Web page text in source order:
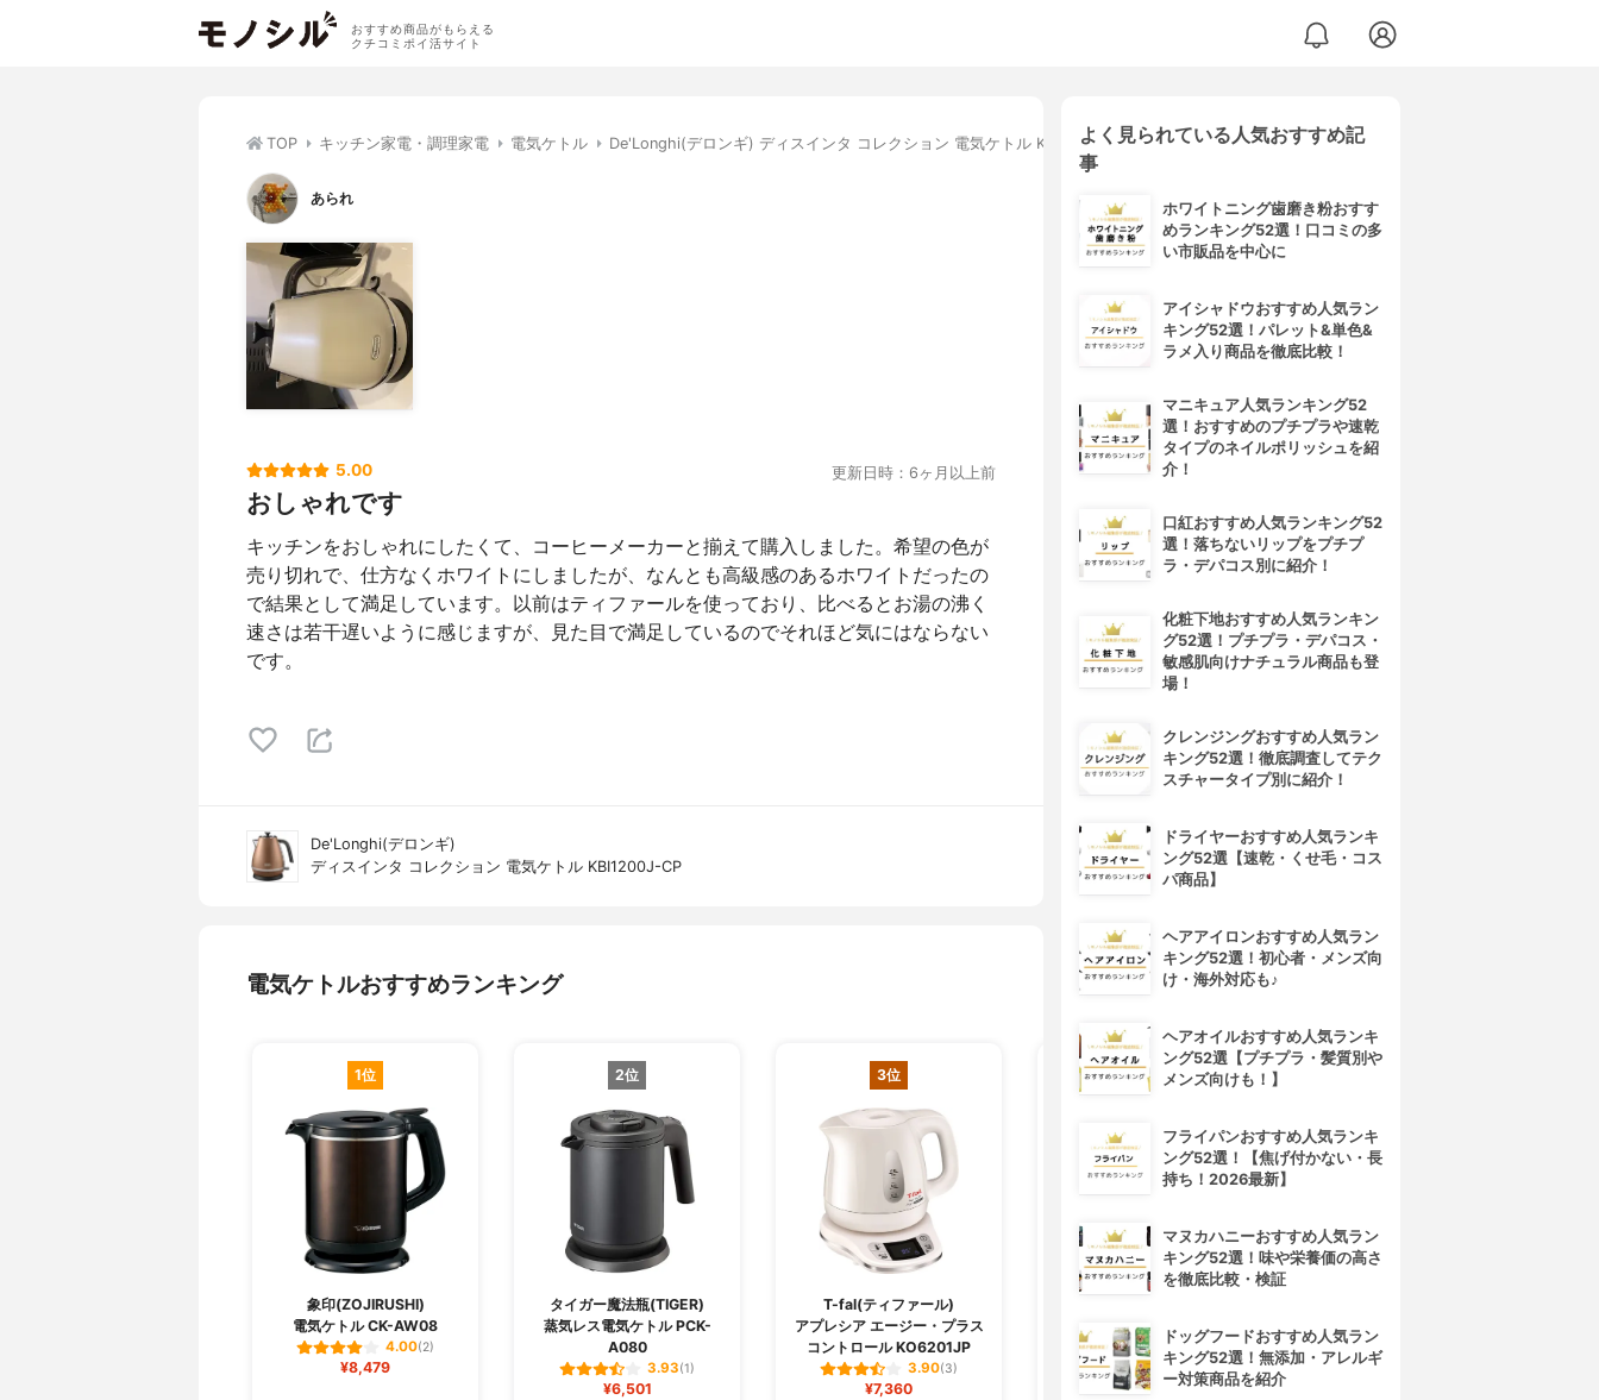
おすすめ商品がもらえる
クチコミポイ活サイト
TOP キッチン家電・調理家電 電気ケトル De'Longhi(デロンギ) ディスインタ コレクション 電気ケトル KBI1200J-CP
あられ
5.00 更新日時：6ヶ月以上前
おしゃれです
キッチンをおしゃれにしたくて、コーヒーメーカーと揃えて購入しました。希望の色が
売り切れで、仕方なくホワイトにしましたが、なんとも高級感のあるホワイトだったの
で結果として満足しています。以前はティファールを使っており、比べるとお湯の沸く
速さは若干遅いように感じますが、見た目で満足しているのでそれほど気にはならない
です。
De'Longhi(デロンギ)
ディスインタ コレクション 電気ケトル KBI1200J-CP
電気ケトルおすすめランキング
1位
象印(ZOJIRUSHI)
電気ケトル CK-AW08
4.00(2)
¥8,479
2位
タイガー魔法瓶(TIGER)
蒸気レス電気ケトル PCK-
A080
3.93(1)
¥6,501
3位
T-fal(ティファール)
アプレシア エージー・プラス
コントロール KO6201JP
3.90(3)
¥7,360
4位
ス)
Cafe Kettle 7410JP
3.89(4)
¥7,673
電気ケトル PCM-A080
よく見られている人気おすすめ記
事
ホワイトニング歯磨き粉おすす
めランキング52選！口コミの多
い市販品を中心に
アイシャドウおすすめ人気ラン
キング52選！パレット&単色&
ラメ入り商品を徹底比較！
マニキュア人気ランキング52
選！おすすめのプチプラや速乾
タイプのネイルポリッシュを紹
介！
口紅おすすめ人気ランキング52
選！落ちないリップをプチプ
ラ・デパコス別に紹介！
化粧下地おすすめ人気ランキン
グ52選！プチプラ・デパコス・
敏感肌向けナチュラル商品も登
場！
クレンジングおすすめ人気ラン
キング52選！徹底調査してテク
スチャータイプ別に紹介！
ドライヤーおすすめ人気ランキ
ング52選【速乾・くせ毛・コス
パ商品】
ヘアアイロンおすすめ人気ラン
キング52選！初心者・メンズ向
け・海外対応も♪
ヘアオイルおすすめ人気ランキ
ング52選【プチプラ・髪質別や
メンズ向けも！】
フライパンおすすめ人気ランキ
ング52選！【焦げ付かない・長
持ち！2026最新】
マヌカハニーおすすめ人気ラン
キング52選！味や栄養価の高さ
を徹底比較・検証
ドッグフードおすすめ人気ラン
キング52選！無添加・アレルギ
ー対策商品を紹介